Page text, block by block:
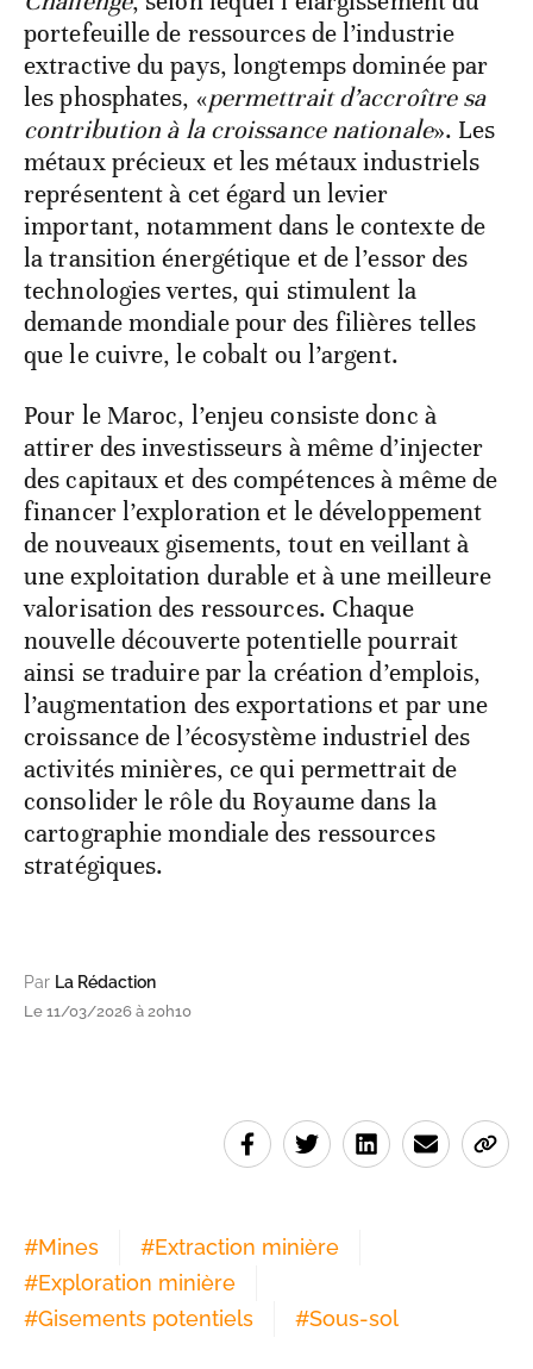
portefeuille de ressources de l’industrie
extractive du pays, longtemps dominée par
les phosphates, «permettrait d’accroître sa
contribution à la croissance nationale». Les
métaux précieux et les métaux industriels
représentent à cet égard un levier
important, notamment dans le contexte de
la transition énergétique et de l’essor des
technologies vertes, qui stimulent la
demande mondiale pour des filières telles
que le cuivre, le cobalt ou l’argent.
Pour le Maroc, l’enjeu consiste donc à
attirer des investisseurs à même d’injecter
des capitaux et des compétences à même de
financer l’exploration et le développement
de nouveaux gisements, tout en veillant à
une exploitation durable et à une meilleure
valorisation des ressources. Chaque
nouvelle découverte potentielle pourrait
ainsi se traduire par la création d’emplois,
l’augmentation des exportations et par une
croissance de l’écosystème industriel des
activités minières, ce qui permettrait de
consolider le rôle du Royaume dans la
cartographie mondiale des ressources
stratégiques.
Par La Rédaction
Le 11/03/2026 à 20h10
#Mines #Extraction minière
#Exploration minière
#Gisements potentiels #Sous-sol